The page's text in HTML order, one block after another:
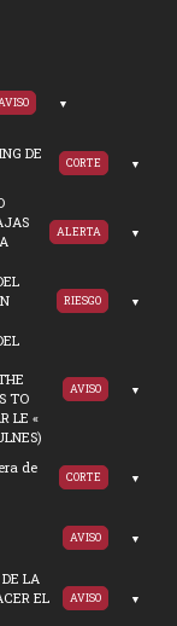
AVISO
DE
CORTE
ALERTA
RIESGO
TO
LE «
AVISO
de
CORTE
AVISO
LA
EL
AVISO